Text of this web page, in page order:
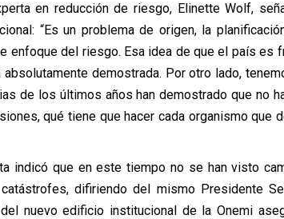
en reducción de riesgo, Elinette Wolf,
“Es un problema de origen, la
enfoque del riesgo. Esa idea de que el país es
demostrada. Por otro lado,
de los últimos años han demostrado que no
qué tiene que hacer cada organismo que
indicó que en este tiempo no se han visto
difiriendo del mismo Presidente
nuevo edificio institucional de la Onemi